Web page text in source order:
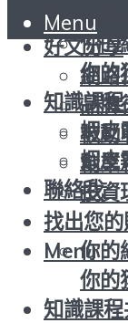
找出您的
你的
你的
知識課
蝦皮
蝦皮
聯絡我
Menu
關於我
好文分享
網路
品牌
被動
創業
投資
找出您
你的
你的
知識課
Menu